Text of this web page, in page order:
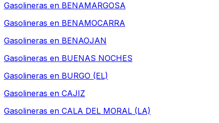
Gasolineras en BENAMARGOSA
Gasolineras en BENAMOCARRA
Gasolineras en BENAOJAN
Gasolineras en BUENAS NOCHES
Gasolineras en BURGO (EL)
Gasolineras en CAJIZ
Gasolineras en CALA DEL MORAL (LA)